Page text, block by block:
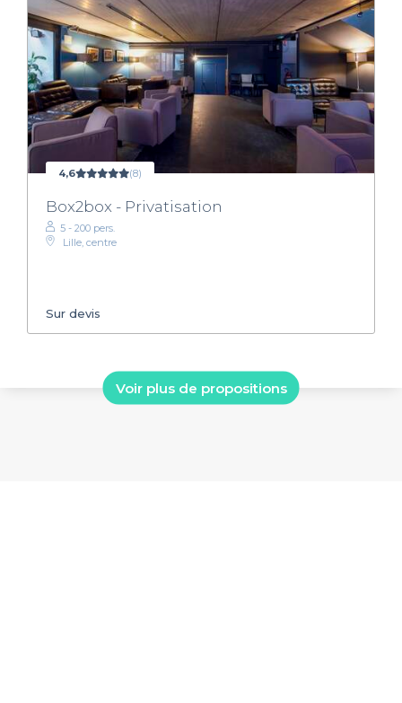
4,6 (8)
Box2box - Privatisation
5 - 200 pers.
Lille, centre
Sur devis
Voir plus de propositions